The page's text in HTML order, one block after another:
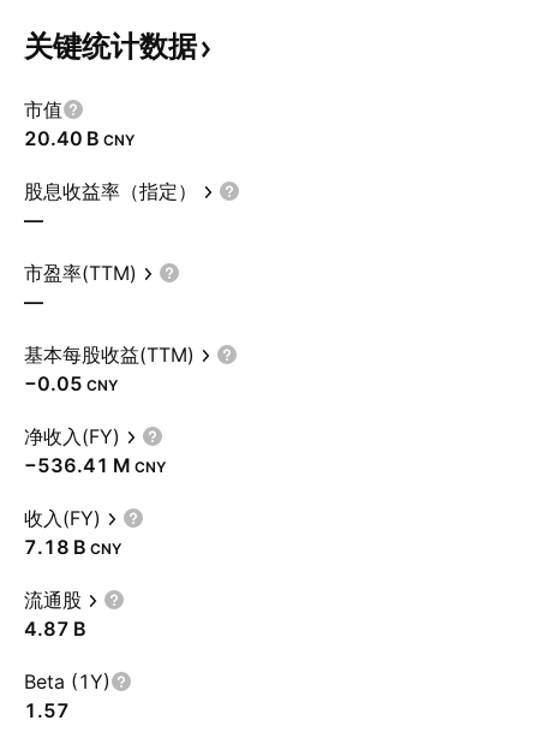
关键统计数据
市值
‪20.40 B‬ CNY
股息收益率（指定）
—
市盈率(TTM)
—
基本每股收益(TTM)
−0.05 CNY
净收入(FY)
‪−536.41 M‬ CNY
收入(FY)
‪7.18 B‬ CNY
流通股
‪4.87 B‬
Beta (1Y)
1.57